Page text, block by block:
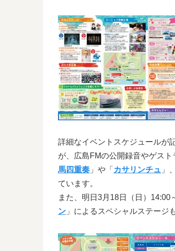
詳細なイベントスケジュールが
が、広島FMの公開録音やゲス
馬四重奏 」や「 カサリンチュ 」
ています。
また、明日3月18日（日）14:00
ン 」によるスペシャルステージ